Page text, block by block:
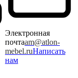
Электронная
почтаam@atlon-
mebel.ruНаписать
нам